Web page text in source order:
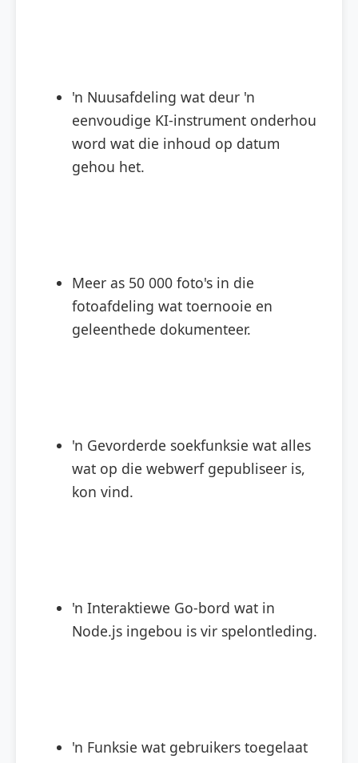
'n Nuusafdeling wat deur 'n
eenvoudige KI-instrument onderhou
word wat die inhoud op datum
gehou het.
Meer as 50 000 foto's in die
fotoafdeling wat toernooie en
geleenthede dokumenteer.
'n Gevorderde soekfunksie wat alles
wat op die webwerf gepubliseer is,
kon vind.
'n Interaktiewe Go-bord wat in
Node.js ingebou is vir spelontleding.
'n Funksie wat gebruikers toegelaat